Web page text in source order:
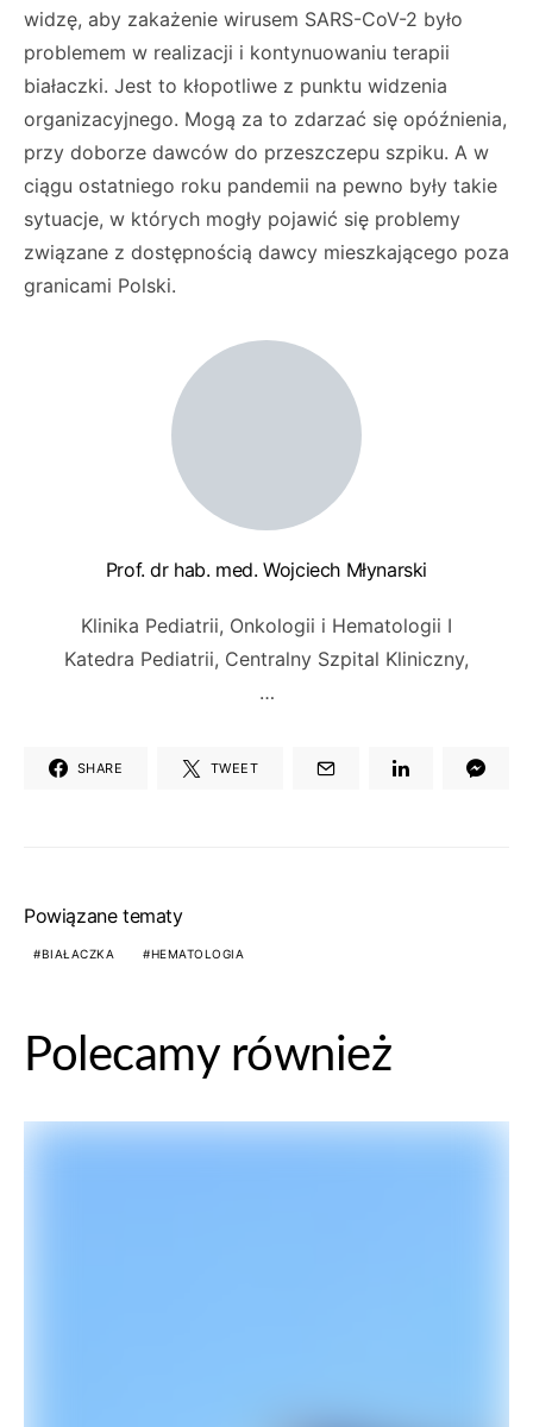
widzę, aby zakażenie wirusem SARS-CoV-2 było
problemem w realizacji i kontynuowaniu terapii
białaczki. Jest to kłopotliwe z punktu widzenia
organizacyjnego. Mogą za to zdarzać się opóźnienia,
przy doborze dawców do przeszczepu szpiku. A w
ciągu ostatniego roku pandemii na pewno były takie
sytuacje, w których mogły pojawić się problemy
związane z dostępnością dawcy mieszkającego poza
granicami Polski.
Prof. dr hab. med. Wojciech Młynarski
Klinika Pediatrii, Onkologii i Hematologii I
Katedra Pediatrii, Centralny Szpital Kliniczny,
…
SHARE TWEET
Powiązane tematy
BIAŁACZKA HEMATOLOGIA
Polecamy również